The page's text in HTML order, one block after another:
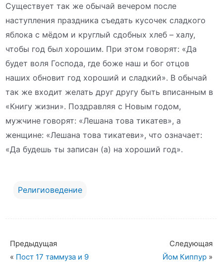
Существует так же обычай вечером после
наступления праздника съедать кусочек сладкого
яблока с мёдом и круглый сдобных хлеб – халу,
чтобы год был хорошим. При этом говорят: «Да
будет воля Господа, где боже наш и бог отцов
наших обновит год хороший и сладкий». В обычай
так же входит желать друг другу быть вписанным в
«Книгу жизни». Поздравляя с Новым годом,
мужчине говорят: «Лешана това тикатев», а
женщине: «Лешана това тикатеви», что означает:
«Да будешь ты записан (а) на хороший год».
Религиоведение
Предыдущая
« Пост 17 таммуза и 9
Следующая
Йом Киппур»